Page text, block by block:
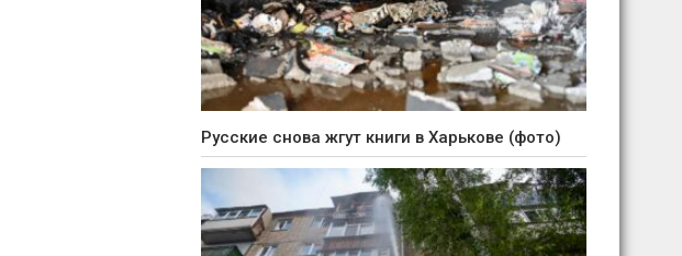
Русские снова жгут книги в Харькове (фото)